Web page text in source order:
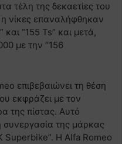
τέλη της δεκαετίες του
η νίκες επαναλήφθηκαν
“155 Ts” και μετά,
με την “156
επιβεβαιώνει τη θέση
εκφράζει με τον
της πίστας. Αυτό
συνεργασία της μάρκας
Superbike”. Η Alfa Romeo